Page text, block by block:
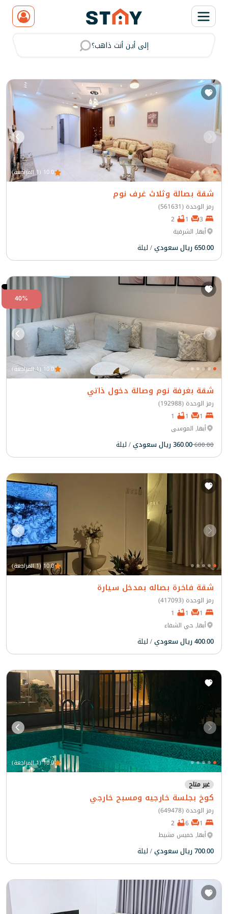
إلى أين أنت ذاهب؟
مسح
10.0 (1 المراجعة)
شقة بصالة وثلاث غرف نوم
رمز الوحدة (561631)
أبها, الشرفية
650.00 ريال سعودي / ليلة
10.0 (1 المراجعة)
40%
شقة بغرفة نوم وصالة دخول ذاتي
رمز الوحدة (192988)
أبها, الموسى
600.00360.00 ريال سعودي / ليلة
10.0 (1 المراجعة)
شقة فاخرة بصاله بمدخل سيارة
رمز الوحدة (417093)
أبها, حي الشفاء
400.00 ريال سعودي / ليلة
10.0 (1 المراجعة)
غير متاح
كوخ بجلسة خارجيه ومسبح خارجي
رمز الوحدة (649478)
أبها, خميس مشيط
700.00 ريال سعودي / ليلة